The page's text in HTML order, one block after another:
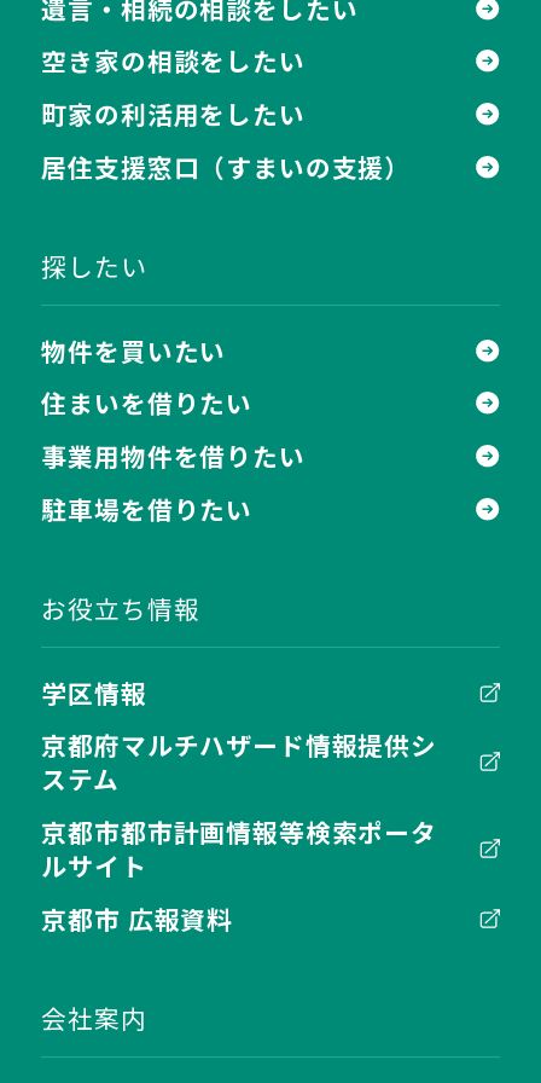
遺言・相続の相談をしたい
空き家の相談をしたい
町家の利活用をしたい
居住支援窓口 （すまいの支援）
探したい
物件を買いたい
住まいを借りたい
事業用物件を借りたい
駐車場を借りたい
お役立ち情報
学区情報
京都府マルチハザード情報提供シ
ステム
京都市都市計画情報等検索ポータ
ルサイト
京都市 広報資料
会社案内